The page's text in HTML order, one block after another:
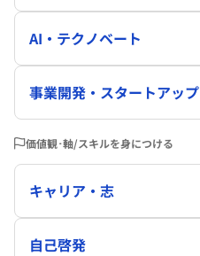
AI・テクノベート
事業開発・スタートアップ
価値観･軸/スキルを身につける
キャリア・志
自己啓発